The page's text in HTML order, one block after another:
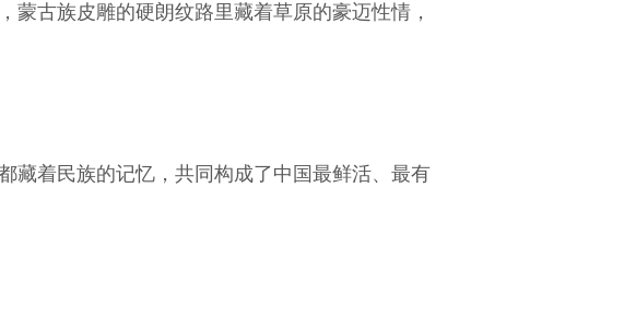
古族皮雕的硬朗纹路里藏着草原的豪迈性情，
藏着民族的记忆，共同构成了中国最鲜活、最有